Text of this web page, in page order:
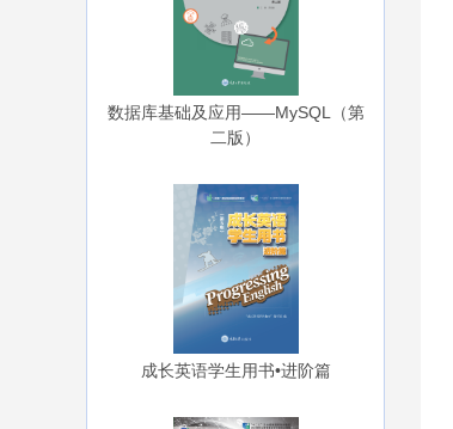
数据库基础及应用——MySQL（第
二版）
成长英语学生用书•进阶篇